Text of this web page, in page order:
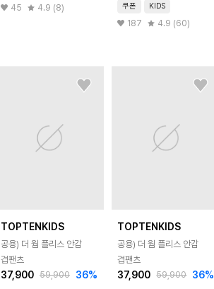
45 4.9 (8) 쿠폰 KIDS
187 4.9 (60)
TOPTENKIDS
공용) 더 웜 플리스 안감
겹팬츠
37,900 59,900 36%
TOPTENKIDS
공용) 더 웜 플리스 안감
겹팬츠
37,900 59,900 36%